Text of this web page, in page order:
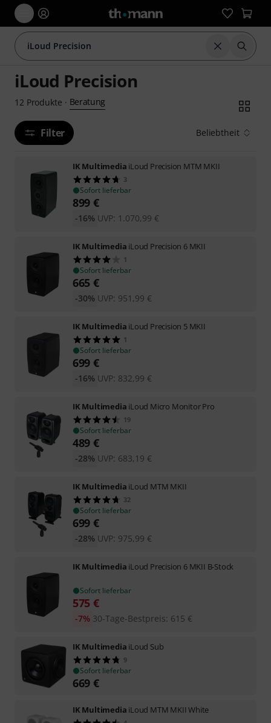
SucheSuche
iLoud Precision
12 Produkte · Beratung
Filter Beliebtheit
IK Multimedia iLoud Precision MTM MKII
3
Sofort lieferbar
899 €
UVP: 1.070,99 €
-16%
IK Multimedia iLoud Precision 6 MKII
1
Sofort lieferbar
665 €
UVP: 951,99 €
-30%
IK Multimedia iLoud Precision 5 MKII
1
Sofort lieferbar
699 €
UVP: 832,99 €
-16%
IK Multimedia iLoud Micro Monitor Pro
19
Sofort lieferbar
489 €
UVP: 683,19 €
-28%
IK Multimedia iLoud MTM MKII
32
Sofort lieferbar
699 €
UVP: 975,99 €
-28%
IK Multimedia iLoud Precision 6 MKII B-Stock
Sofort lieferbar
575 €
30-Tage-Bestpreis: 615 €
-7%
IK Multimedia iLoud Sub
9
Sofort lieferbar
669 €
IK Multimedia iLoud MTM MKII White